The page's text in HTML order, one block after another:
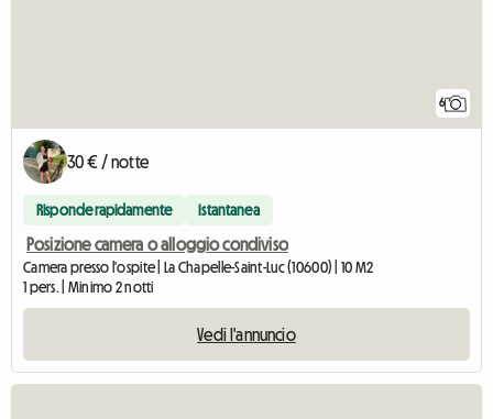
6
30 € / notte
Risponde rapidamente Istantanea
Posizione camera o alloggio condiviso
Camera presso l'ospite | La Chapelle-Saint-Luc (10600) | 10 M2
1 pers. | Minimo 2 notti
Vedi l'annuncio